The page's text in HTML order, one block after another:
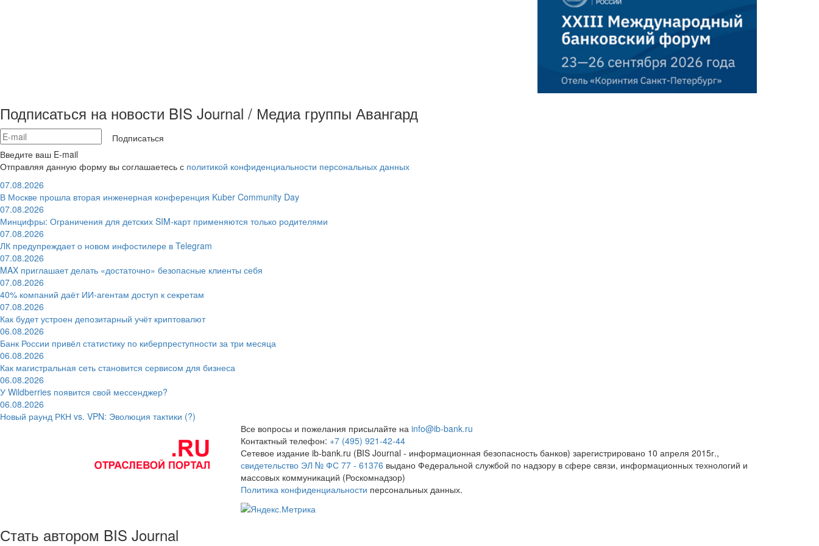
Подписаться на новости BIS Journal / Медиа группы Авангард
Подписаться
Введите ваш E-mail
Отправляя данную форму вы соглашаетесь с политикой конфиденциальности персональных данных
07.08.2026
В Москве прошла вторая инженерная конференция Kuber Community Day
07.08.2026
Минцифры: Ограничения для детских SIM-карт применяются только родителями
07.08.2026
ЛК предупреждает о новом инфостилере в Telegram
07.08.2026
MAX приглашает делать «достаточно» безопасные клиенты себя
07.08.2026
40% компаний даёт ИИ‑агентам доступ к секретам
07.08.2026
Как будет устроен депозитарный учёт криптовалют
06.08.2026
Банк России привёл статистику по киберпреступности за три месяца
06.08.2026
Как магистральная сеть становится сервисом для бизнеса
06.08.2026
У Wildberries появится свой мессенджер?
06.08.2026
Новый раунд РКН vs. VPN: Эволюция тактики (?)
Все вопросы и пожелания присылайте на info@ib-bank.ru
Контактный телефон: +7 (495) 921-42-44
Сетевое издание ib-bank.ru (BIS Journal - информационная безопасность банков) зарегистрировано 10 апреля 2015г.,
свидетельство ЭЛ № ФС 77 - 61376 выдано Федеральной службой по надзору в сфере связи, информационных технологий и
массовых коммуникаций (Роскомнадзор)
Политика конфиденциальности персональных данных.
Стать автором BIS Journal